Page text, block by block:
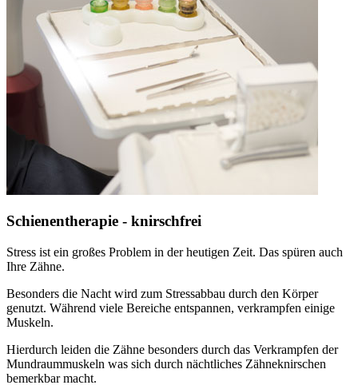
Schienentherapie - knirschfrei
Stress ist ein großes Problem in der heutigen Zeit. Das spüren auch
Ihre Zähne.
Besonders die Nacht wird zum Stressabbau durch den Körper
genutzt. Während viele Bereiche entspannen, verkrampfen einige
Muskeln.
Hierdurch leiden die Zähne besonders durch das Verkrampfen der
Mundraummuskeln was sich durch nächtliches Zähneknirschen
bemerkbar macht.